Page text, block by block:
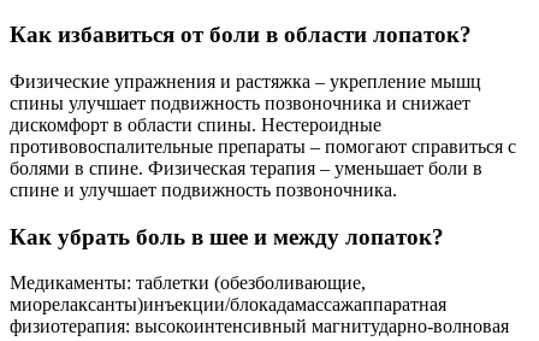
Как избавиться от боли в области лопаток?
Физические упражнения и растяжка – укрепление мышц
спины улучшает подвижность позвоночника и снижает
дискомфорт в области спины. Нестероидные
противовоспалительные препараты – помогают справиться с
болями в спине. Физическая терапия – уменьшает боли в
спине и улучшает подвижность позвоночника.
Как убрать боль в шее и между лопаток?
Медикаменты: таблетки (обезболивающие,
миорелаксанты)инъекции/блокадамассажаппаратная
физиотерапия: высокоинтенсивный магнитударно-волновая